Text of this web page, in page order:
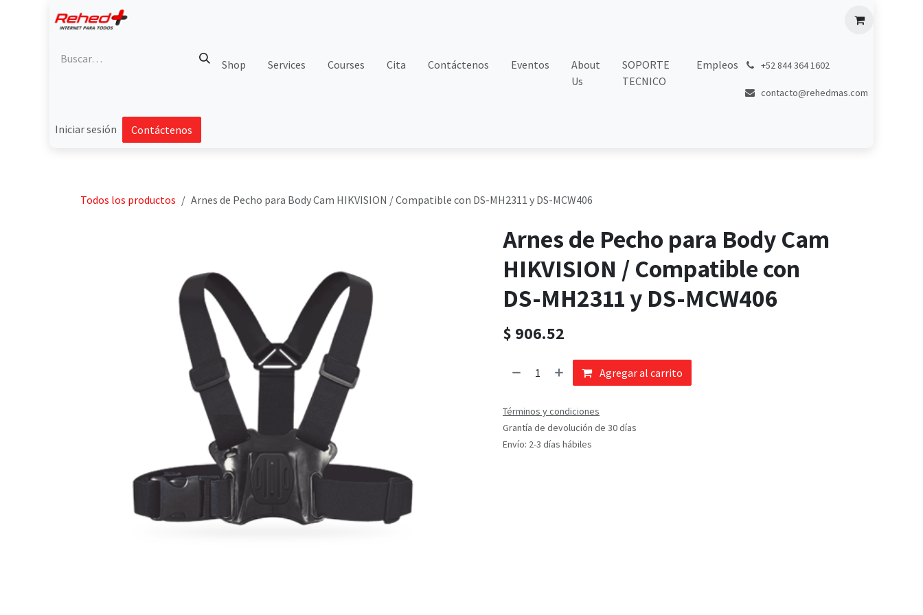
Shop Services Courses Cita Contáctenos Eventos
About
Us
SOPORTE
TECNICO
Empleos +52 844 364 1602
contacto@rehedmas.com
Iniciar sesión Contáctenos
Todos los productos Arnes de Pecho para Body Cam HIKVISION / Compatible con DS-MH2311 y DS-MCW406
Arnes de Pecho para Body Cam
HIKVISION / Compatible con
DS-MH2311 y DS-MCW406
$ 906.52
Agregar al carrito
Términos y condiciones
Grantía de devolución de 30 días
Envío: 2-3 días hábiles